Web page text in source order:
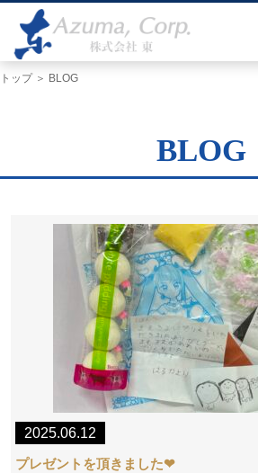
トップ＞ BLOG
BLOG
2025.06.12
プレゼントを頂きました❤